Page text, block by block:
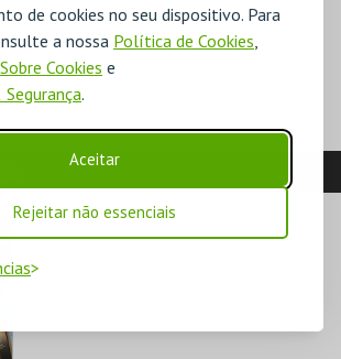
de cookies no seu dispositivo. Para
a nossa Política de Cookies
Cookies e
.
Aceitar
Rejeitar não essenciais